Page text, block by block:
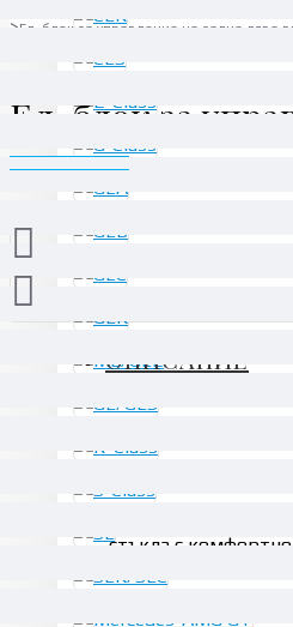
Ел. блок за управление на задна лява
Ел. блок за
ОПИСАНИЕ
584 -
стъкла с комфортно